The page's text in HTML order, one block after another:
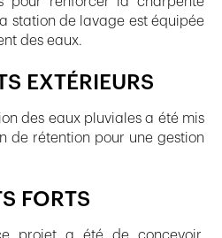
station de lavage est équipée
des eaux.
EXTÉRIEURS
des eaux pluviales a été mis
de rétention pour une gestion
FORTS
projet a été de concevoir,